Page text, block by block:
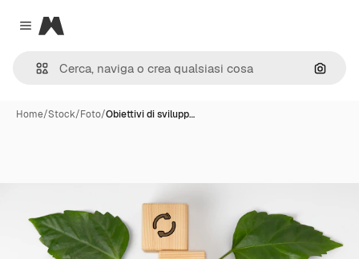
Close menu
Magnific
Cerca
Home/Stock/Foto/Obiettivi di svilupp…